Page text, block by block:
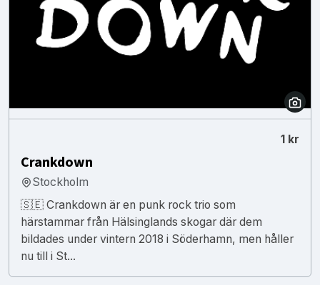
1 kr
Crankdown
Stockholm
🇸🇪 Crankdown är en punk rock trio som
härstammar från Hälsinglands skogar där dem
bildades under vintern 2018 i Söderhamn, men håller
nu till i St...